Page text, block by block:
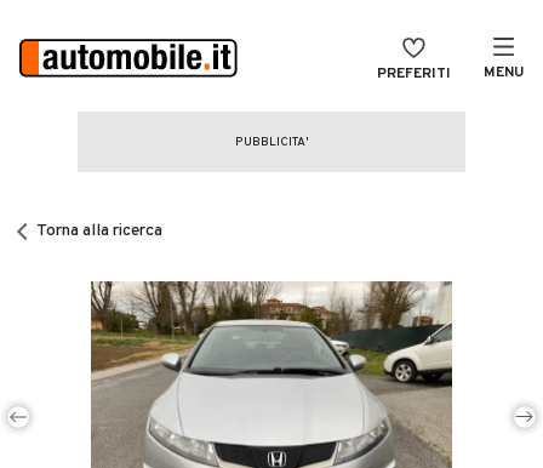
PREFERITI MENU
CERCA
Auto Nuove
Noleggio a lungo termine
Auto d'epoca
Torna alla ricerca